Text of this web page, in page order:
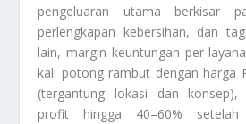
pengeluaran utama berkisar
perlengkapan kebersihan, dan
lain, margin keuntungan per
kali potong rambut dengan harga
(tergantung lokasi dan konsep),
profit hingga 40–60%